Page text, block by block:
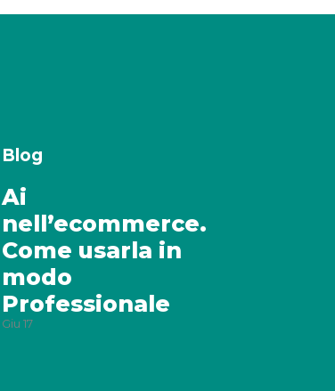
Blog
Ai
nell’ecommerce.
Come usarla in
modo
Professionale
Giu 17